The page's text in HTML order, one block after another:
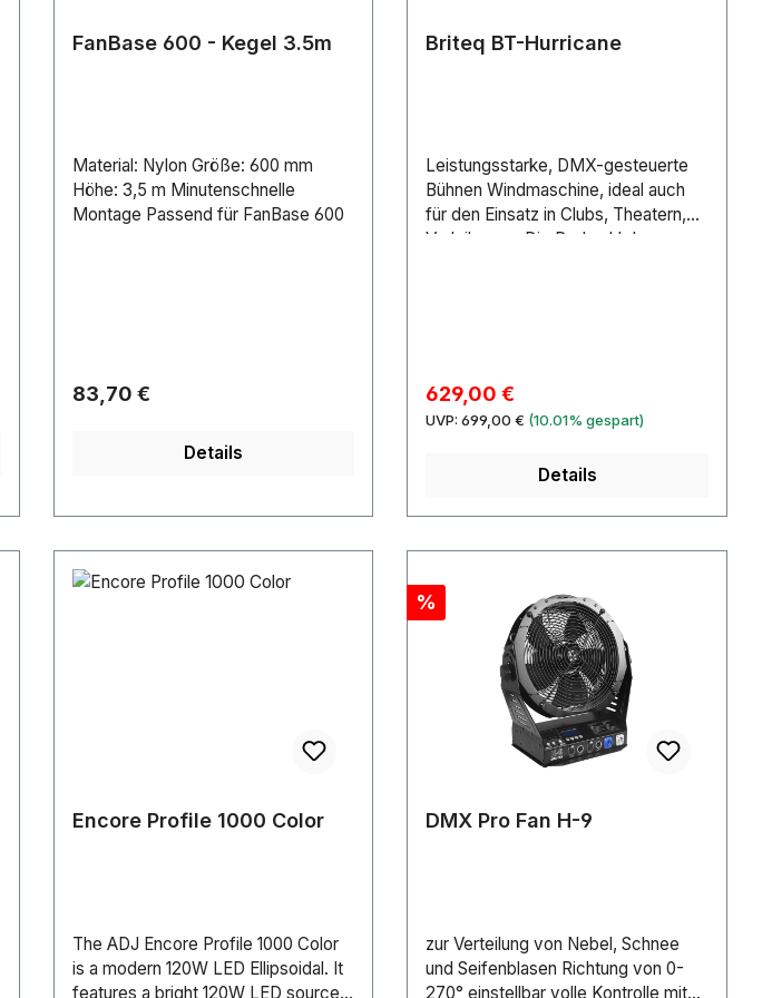
FanBase 600 - Kegel 3.5m
Material: Nylon Größe: 600 mm
Höhe: 3,5 m Minutenschnelle
Montage Passend für FanBase 600
Regulärer Preis:
83,70 €
Details
Briteq BT-Hurricane
Leistungsstarke, DMX-gesteuerte
Bühnen Windmaschine, ideal auch
für den Einsatz in Clubs, Theatern,
Verleih, usw. Die Drehzahl des
Verkaufspreis:
629,00 €
UVP:Regulärer Preis:
699,00 € (10.01% gespart)
Details
Encore Profile 1000 Color
The ADJ Encore Profile 1000 Color
is a modern 120W LED Ellipsoidal. It
features a bright 120W LED source,
Rabatt
%
DMX Pro Fan H-9
zur Verteilung von Nebel, Schnee
und Seifenblasen Richtung von 0-
270° einstellbar volle Kontrolle mit